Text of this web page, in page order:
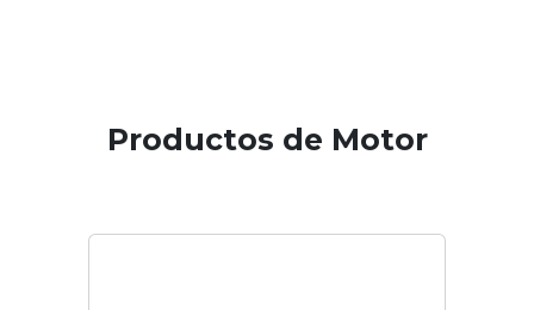
Productos de Motor